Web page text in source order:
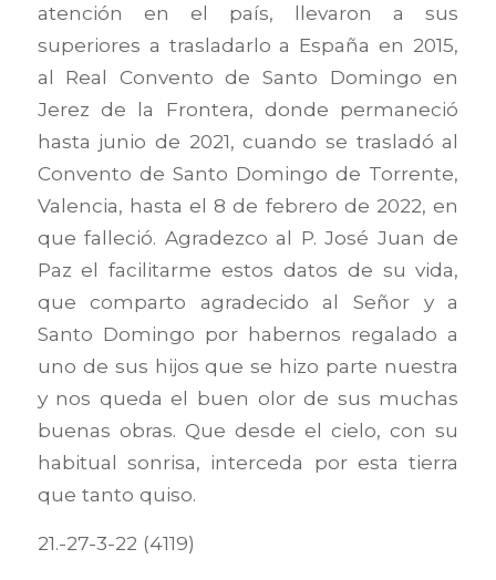
atención en el país, llevaron a sus
superiores a trasladarlo a España en 2015,
al Real Convento de Santo Domingo en
Jerez de la Frontera, donde permaneció
hasta junio de 2021, cuando se trasladó al
Convento de Santo Domingo de Torrente,
Valencia, hasta el 8 de febrero de 2022, en
que falleció. Agradezco al P. José Juan de
Paz el facilitarme estos datos de su vida,
que comparto agradecido al Señor y a
Santo Domingo por habernos regalado a
uno de sus hijos que se hizo parte nuestra
y nos queda el buen olor de sus muchas
buenas obras. Que desde el cielo, con su
habitual sonrisa, interceda por esta tierra
que tanto quiso.
21.-27-3-22 (4119)